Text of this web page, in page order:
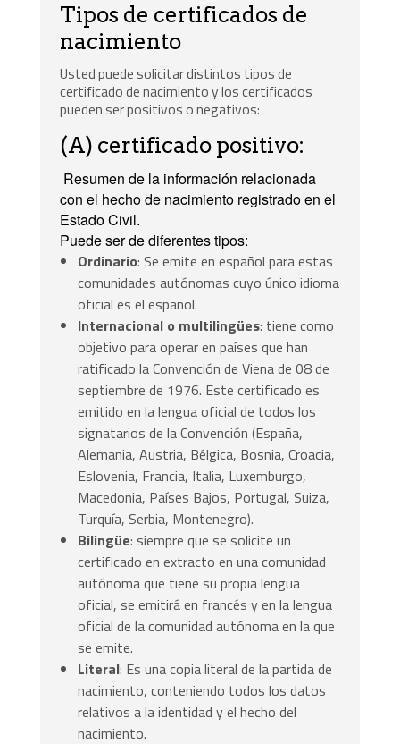
Tipos de certificados de
nacimiento
Usted puede solicitar distintos tipos de
certificado de nacimiento y los certificados
pueden ser positivos o negativos:
(A) certificado positivo:
Resumen de la información relacionada
con el hecho de nacimiento registrado en el
Estado Civil.
Puede ser de diferentes tipos:
Ordinario: Se emite en español para estas
comunidades autónomas cuyo único idioma
oficial es el español.
Internacional o multilingües: tiene como
objetivo para operar en países que han
ratificado la Convención de Viena de 08 de
septiembre de 1976. Este certificado es
emitido en la lengua oficial de todos los
signatarios de la Convención (España,
Alemania, Austria, Bélgica, Bosnia, Croacia,
Eslovenia, Francia, Italia, Luxemburgo,
Macedonia, Países Bajos, Portugal, Suiza,
Turquía, Serbia, Montenegro).
Bilingüe: siempre que se solicite un
certificado en extracto en una comunidad
autónoma que tiene su propia lengua
oficial, se emitirá en francés y en la lengua
oficial de la comunidad autónoma en la que
se emite.
Literal: Es una copia literal de la partida de
nacimiento, conteniendo todos los datos
relativos a la identidad y el hecho del
nacimiento.